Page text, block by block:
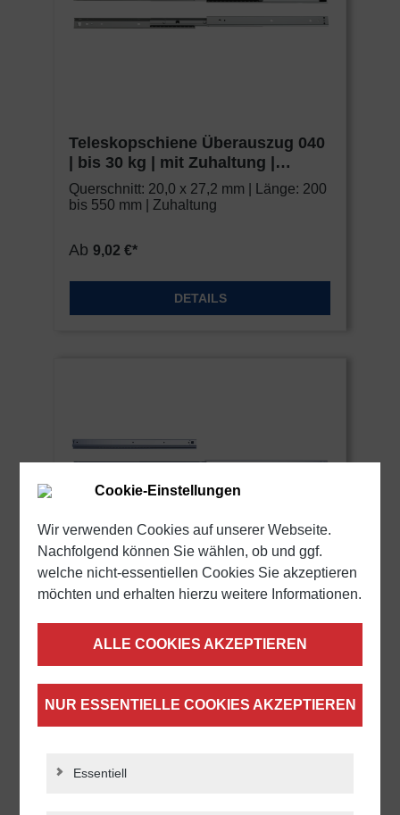
Teleskopschiene Überauszug 040
| bis 30 kg | mit Zuhaltung |
Schock Metall CLASSIC
Querschnitt: 20,0 x 27,2 mm | Länge: 200
bis 550 mm | Zuhaltung
Ab 9,02 €*
DETAILS
| bis 35 kg | Edelstahl | Schock
Metall CLASSIC
Querschnitt: 20,0 x 27,2 mm | Länge: 300
bis 550 mm | Endanschlag
Ab21,50 €*
Cookie-Einstellungen
Wir verwenden Cookies auf unserer Webseite.
Nachfolgend können Sie wählen, ob und ggf.
welche nicht-essentiellen Cookies Sie akzeptieren
möchten und erhalten hierzu weitere Informationen.
ALLE COOKIES AKZEPTIEREN
NUR ESSENTIELLE COOKIES AKZEPTIEREN
Essentiell